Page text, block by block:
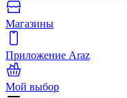
Магазины
Приложение Araz
Мой выбор